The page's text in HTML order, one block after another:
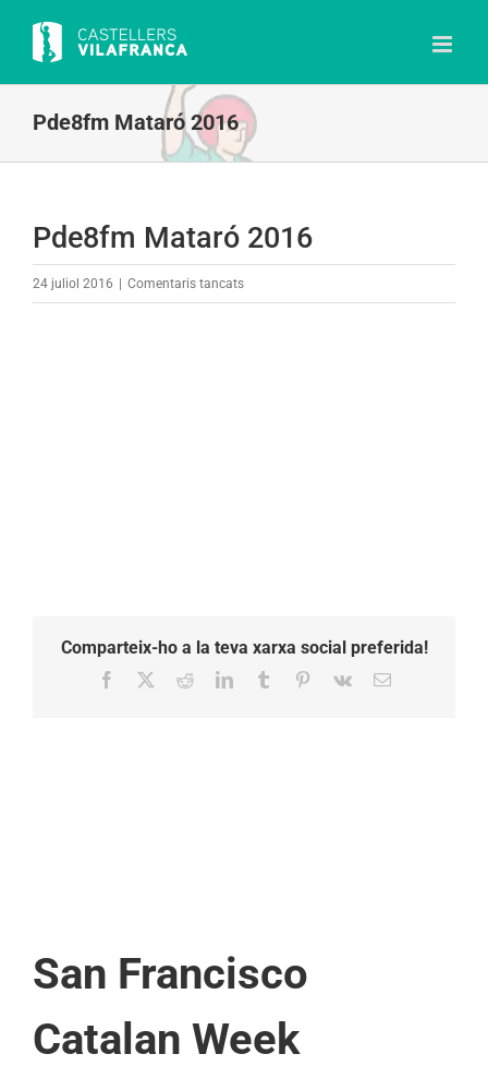
content
Pde8fm Mataró 2016
Pde8fm Mataró 2016
24 juliol 2016 Comentaris tancatsa
Comparteix-ho a la teva xarxa social preferida!
Facebook RedditLinkedInTumblr Pinterest
Vk Email:
San Francisco
Catalan Week